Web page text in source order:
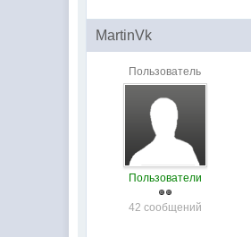
MartinVk
Пользователь
Пользователи
42 сообщений